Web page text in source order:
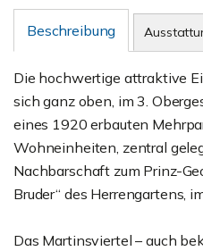
Beschreibung
Die hochwertige attraktive
sich ganz oben, im 3.
eines 1920 erbauten
Wohneinheiten, zentral
Nachbarschaft zum Prinz-
Bruder“ des Herrengartens,
Das Martinsviertel – auch